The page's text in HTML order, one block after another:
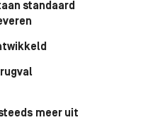
standaard
meer uit